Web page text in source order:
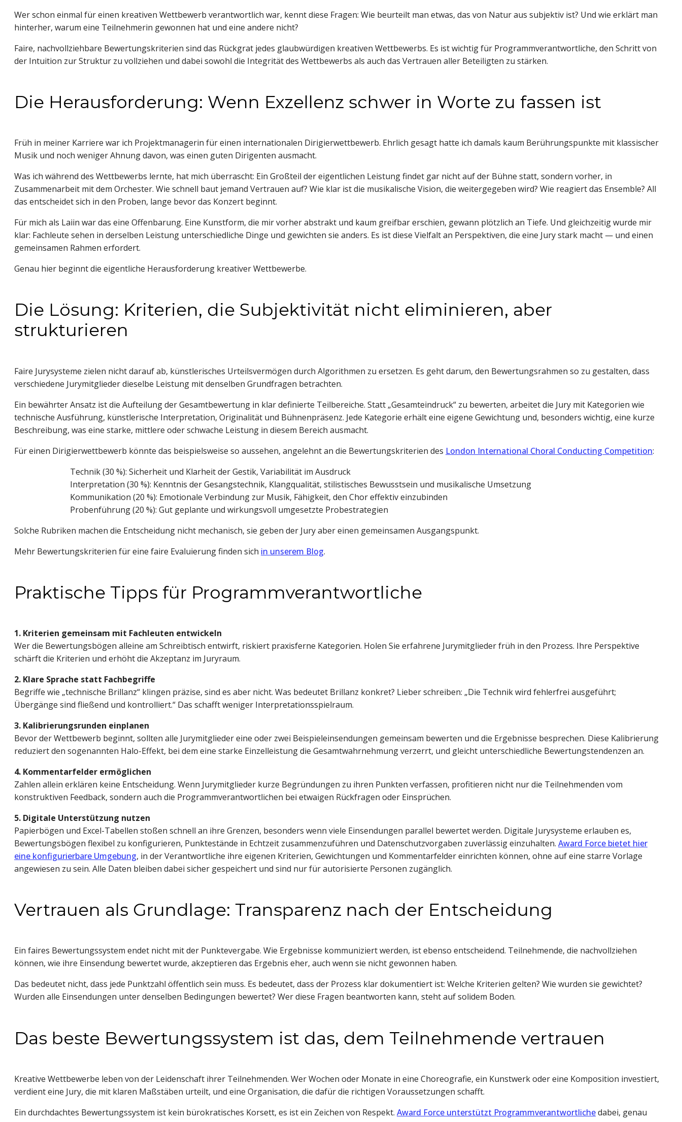
Wer schon einmal für einen kreativen Wettbewerb verantwortlich war, kennt diese Fragen: Wie beurteilt man etwas, das von Natur aus subjektiv ist? Und wie erklärt man
hinterher, warum eine Teilnehmerin gewonnen hat und eine andere nicht?
Faire, nachvollziehbare Bewertungskriterien sind das Rückgrat jedes glaubwürdigen kreativen Wettbewerbs. Es ist wichtig für Programmverantwortliche, den Schritt von
der Intuition zur Struktur zu vollziehen und dabei sowohl die Integrität des Wettbewerbs als auch das Vertrauen aller Beteiligten zu stärken.
Die Herausforderung: Wenn Exzellenz schwer in Worte zu fassen ist
Früh in meiner Karriere war ich Projektmanagerin für einen internationalen Dirigierwettbewerb. Ehrlich gesagt hatte ich damals kaum Berührungspunkte mit klassischer
Musik und noch weniger Ahnung davon, was einen guten Dirigenten ausmacht.
Was ich während des Wettbewerbs lernte, hat mich überrascht: Ein Großteil der eigentlichen Leistung findet gar nicht auf der Bühne statt, sondern vorher, in
Zusammenarbeit mit dem Orchester. Wie schnell baut jemand Vertrauen auf? Wie klar ist die musikalische Vision, die weitergegeben wird? Wie reagiert das Ensemble? All
das entscheidet sich in den Proben, lange bevor das Konzert beginnt.
Für mich als Laiin war das eine Offenbarung. Eine Kunstform, die mir vorher abstrakt und kaum greifbar erschien, gewann plötzlich an Tiefe. Und gleichzeitig wurde mir
klar: Fachleute sehen in derselben Leistung unterschiedliche Dinge und gewichten sie anders. Es ist diese Vielfalt an Perspektiven, die eine Jury stark macht — und einen
gemeinsamen Rahmen erfordert.
Genau hier beginnt die eigentliche Herausforderung kreativer Wettbewerbe.
Die Lösung: Kriterien, die Subjektivität nicht eliminieren, aber
strukturieren
Faire Jurysysteme zielen nicht darauf ab, künstlerisches Urteilsvermögen durch Algorithmen zu ersetzen. Es geht darum, den Bewertungsrahmen so zu gestalten, dass
verschiedene Jurymitglieder dieselbe Leistung mit denselben Grundfragen betrachten.
Ein bewährter Ansatz ist die Aufteilung der Gesamtbewertung in klar definierte Teilbereiche. Statt „Gesamteindruck“ zu bewerten, arbeitet die Jury mit Kategorien wie
technische Ausführung, künstlerische Interpretation, Originalität und Bühnenpräsenz. Jede Kategorie erhält eine eigene Gewichtung und, besonders wichtig, eine kurze
Beschreibung, was eine starke, mittlere oder schwache Leistung in diesem Bereich ausmacht.
Für einen Dirigierwettbewerb könnte das beispielsweise so aussehen, angelehnt an die Bewertungskriterien des London International Choral Conducting Competition:
Technik (30 %): Sicherheit und Klarheit der Gestik, Variabilität im Ausdruck
Interpretation (30 %): Kenntnis der Gesangstechnik, Klangqualität, stilistisches Bewusstsein und musikalische Umsetzung
Kommunikation (20 %): Emotionale Verbindung zur Musik, Fähigkeit, den Chor effektiv einzubinden
Probenführung (20 %): Gut geplante und wirkungsvoll umgesetzte Probestrategien
Solche Rubriken machen die Entscheidung nicht mechanisch, sie geben der Jury aber einen gemeinsamen Ausgangspunkt.
Mehr Bewertungskriterien für eine faire Evaluierung finden sich in unserem Blog.
Praktische Tipps für Programmverantwortliche
1. Kriterien gemeinsam mit Fachleuten entwickeln
Wer die Bewertungsbögen alleine am Schreibtisch entwirft, riskiert praxisferne Kategorien. Holen Sie erfahrene Jurymitglieder früh in den Prozess. Ihre Perspektive
schärft die Kriterien und erhöht die Akzeptanz im Juryraum.
2. Klare Sprache statt Fachbegriffe
Begriffe wie „technische Brillanz“ klingen präzise, sind es aber nicht. Was bedeutet Brillanz konkret? Lieber schreiben: „Die Technik wird fehlerfrei ausgeführt;
Übergänge sind fließend und kontrolliert.“ Das schafft weniger Interpretationsspielraum.
3. Kalibrierungsrunden einplanen
Bevor der Wettbewerb beginnt, sollten alle Jurymitglieder eine oder zwei Beispieleinsendungen gemeinsam bewerten und die Ergebnisse besprechen. Diese Kalibrierung
reduziert den sogenannten Halo-Effekt, bei dem eine starke Einzelleistung die Gesamtwahrnehmung verzerrt, und gleicht unterschiedliche Bewertungstendenzen an.
4. Kommentarfelder ermöglichen
Zahlen allein erklären keine Entscheidung. Wenn Jurymitglieder kurze Begründungen zu ihren Punkten verfassen, profitieren nicht nur die Teilnehmenden vom
konstruktiven Feedback, sondern auch die Programmverantwortlichen bei etwaigen Rückfragen oder Einsprüchen.
5. Digitale Unterstützung nutzen
Papierbögen und Excel-Tabellen stoßen schnell an ihre Grenzen, besonders wenn viele Einsendungen parallel bewertet werden. Digitale Jurysysteme erlauben es,
Bewertungsbögen flexibel zu konfigurieren, Punktestände in Echtzeit zusammenzuführen und Datenschutzvorgaben zuverlässig einzuhalten. Award Force bietet hier
eine konfigurierbare Umgebung, in der Verantwortliche ihre eigenen Kriterien, Gewichtungen und Kommentarfelder einrichten können, ohne auf eine starre Vorlage
angewiesen zu sein. Alle Daten bleiben dabei sicher gespeichert und sind nur für autorisierte Personen zugänglich.
Vertrauen als Grundlage: Transparenz nach der Entscheidung
Ein faires Bewertungssystem endet nicht mit der Punktevergabe. Wie Ergebnisse kommuniziert werden, ist ebenso entscheidend. Teilnehmende, die nachvollziehen
können, wie ihre Einsendung bewertet wurde, akzeptieren das Ergebnis eher, auch wenn sie nicht gewonnen haben.
Das bedeutet nicht, dass jede Punktzahl öffentlich sein muss. Es bedeutet, dass der Prozess klar dokumentiert ist: Welche Kriterien gelten? Wie wurden sie gewichtet?
Wurden alle Einsendungen unter denselben Bedingungen bewertet? Wer diese Fragen beantworten kann, steht auf solidem Boden.
Das beste Bewertungssystem ist das, dem Teilnehmende vertrauen
Kreative Wettbewerbe leben von der Leidenschaft ihrer Teilnehmenden. Wer Wochen oder Monate in eine Choreografie, ein Kunstwerk oder eine Komposition investiert,
verdient eine Jury, die mit klaren Maßstäben urteilt, und eine Organisation, die dafür die richtigen Voraussetzungen schafft.
Ein durchdachtes Bewertungssystem ist kein bürokratisches Korsett, es ist ein Zeichen von Respekt. Award Force unterstützt Programmverantwortlichedabei, genau